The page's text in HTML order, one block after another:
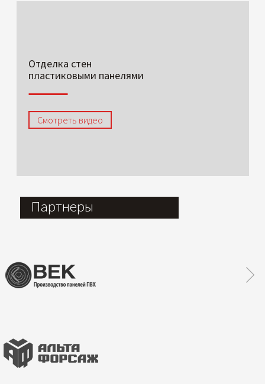
Отделка стен
пластиковыми панелями
Смотреть видео
Партнеры